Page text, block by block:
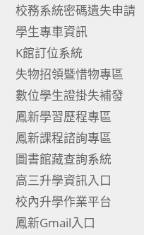
校務系統密碼遺失申請
學生專車資訊
K館訂位系統
失物招領暨惜物專區
數位學生證掛失補發
鳳新學習歷程專區
鳳新課程諮詢專區
圖書館藏查詢系統
高三升學資訊入口
校內升學作業平台
鳳新Gmail入口